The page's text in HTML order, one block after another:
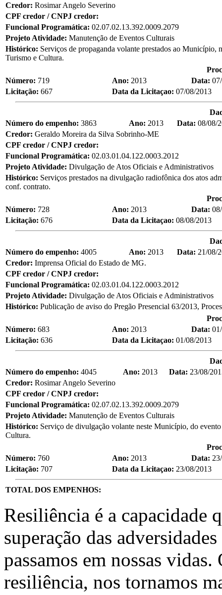
Credor: Rosimar Angelo Severino
CPF credor / CNPJ credor:
Funcional Programática: 02.07.02.13.392.0009.2079
Projeto Atividade: Manutenção de Eventos Culturais
Histórico: Serviços de propaganda volante prestados ao
Turismo e Cultura.
Número: 719 Ano: 2013 Data:
Licitação: 667 Data da Licitaçao: 07/08/2013
Número do empenho: 3863 Ano: 2013 Data: 08/08/
Credor: Geraldo Moreira da Silva Sobrinho-ME
CPF credor / CNPJ credor:
Funcional Programática: 02.03.01.04.122.0003.2012
Projeto Atividade: Divulgação de Atos Oficiais e Administrativos
Histórico: Serviços prestados na divulgação radiofônica dos atos
conf. contrato.
Número: 728 Ano: 2013 Data:
Licitação: 676 Data da Licitaçao: 08/08/2013
Número do empenho: 4005 Ano: 2013 Data: 21/08/
Credor: Imprensa Oficial do Estado de MG.
CPF credor / CNPJ credor:
Funcional Programática: 02.03.01.04.122.0003.2012
Projeto Atividade: Divulgação de Atos Oficiais e Administrativos
Histórico: Publicação de aviso do Pregão Presencial 63/2013,
Número: 683 Ano: 2013 Data:
Licitação: 636 Data da Licitaçao: 01/08/2013
Número do empenho: 4045 Ano: 2013 Data: 23/08/
Credor: Rosimar Angelo Severino
CPF credor / CNPJ credor:
Funcional Programática: 02.07.02.13.392.0009.2079
Projeto Atividade: Manutenção de Eventos Culturais
Histórico: Serviço de divulgação volante neste Município, do
Cultura.
Número: 760 Ano: 2013 Data:
Licitação: 707 Data da Licitaçao: 23/08/2013
TOTAL DOS EMPENHOS:
Resiliência é a capacidade
superação das
passamos em nossas
resiliência, nos tornamos